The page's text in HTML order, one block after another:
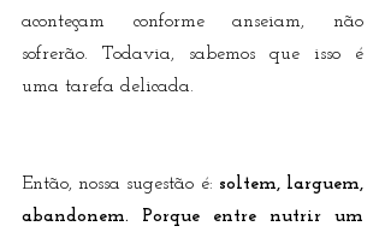
aconteçam conforme anseiam, não
sofrerão. Todavia, sabemos que isso é
uma tarefa delicada.
Então, nossa sugestão é: soltem, larguem,
abandonem. Porque entre nutrir um